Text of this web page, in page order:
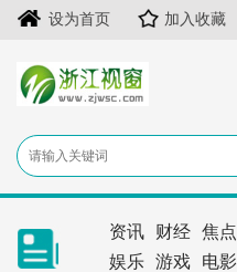
设为首页 加入收藏
资讯 财经 焦点
娱乐
游戏 电影